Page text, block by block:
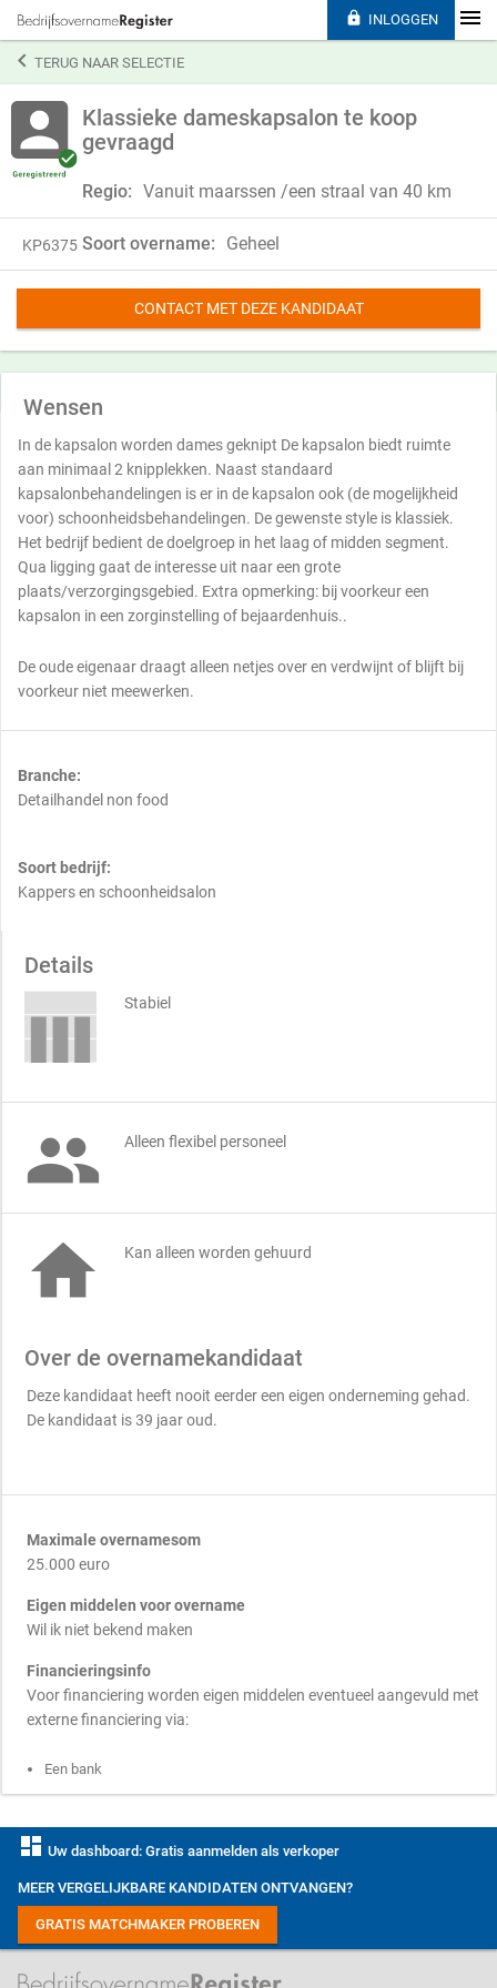
TERUG NAAR SELECTIE
Klassieke dameskapsalon te koop
gevraagd
Regio: Vanuit maarssen /een straal van 40 km
KP6375 Soort overname: Geheel
CONTACT MET DEZE KANDIDAAT
Wensen
In de kapsalon worden dames geknipt De kapsalon biedt ruimte
aan minimaal 2 knipplekken. Naast standaard
kapsalonbehandelingen is er in de kapsalon ook (de mogelijkheid
voor) schoonheidsbehandelingen. De gewenste style is klassiek.
Het bedrijf bedient de doelgroep in het laag of midden segment.
Qua ligging gaat de interesse uit naar een grote
plaats/verzorgingsgebied. Extra opmerking: bij voorkeur een
kapsalon in een zorginstelling of bejaardenhuis..
De oude eigenaar draagt alleen netjes over en verdwijnt of blijft bij
voorkeur niet meewerken.
Branche:
Detailhandel non food
Soort bedrijf:
Kappers en schoonheidsalon
Details
Stabiel
 Alleen flexibel personeel
 Kan alleen worden gehuurd
Over de overnamekandidaat
Deze kandidaat heeft nooit eerder een eigen onderneming gehad.
De kandidaat is 39 jaar oud.
Maximale overnamesom
25.000 euro
Eigen middelen voor overname
Wil ik niet bekend maken
Financieringsinfo
Voor financiering worden eigen middelen eventueel aangevuld met
externe financiering via:
Een bank
 INLOGGEN
dashboard Uw dashboard: Gratis aanmelden als verkoper
MEER VERGELIJKBARE KANDIDATEN ONTVANGEN?
GRATIS MATCHMAKER PROBEREN